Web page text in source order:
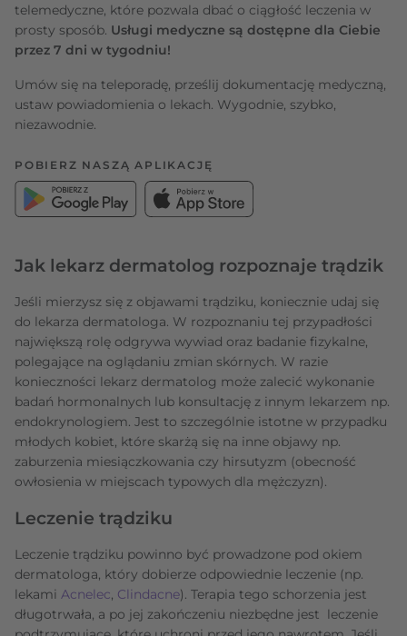
telemedyczne, które pozwala dbać o ciągłość leczenia w
prosty sposób. Usługi medyczne są dostępne dla Ciebie
przez 7 dni w tygodniu!
Umów się na teleporadę, prześlij dokumentację medyczną,
ustaw powiadomienia o lekach. Wygodnie, szybko,
niezawodnie.
POBIERZ NASZĄ APLIKACJĘ
Jak lekarz dermatolog rozpoznaje trądzik
Jeśli mierzysz się z objawami trądziku, koniecznie udaj się
do lekarza dermatologa. W rozpoznaniu tej przypadłości
największą rolę odgrywa wywiad oraz badanie fizykalne,
polegające na oglądaniu zmian skórnych. W razie
konieczności lekarz dermatolog może zalecić wykonanie
badań hormonalnych lub konsultację z innym lekarzem np.
endokrynologiem. Jest to szczególnie istotne w przypadku
młodych kobiet, które skarżą się na inne objawy np.
zaburzenia miesiączkowania czy hirsutyzm (obecność
owłosienia w miejscach typowych dla mężczyzn).
Leczenie trądziku
Leczenie trądziku powinno być prowadzone pod okiem
dermatologa, który dobierze odpowiednie leczenie (np.
lekami Acnelec, Clindacne). Terapia tego schorzenia jest
długotrwała, a po jej zakończeniu niezbędne jest leczenie